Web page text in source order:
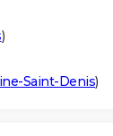
)
Saint-Denis)